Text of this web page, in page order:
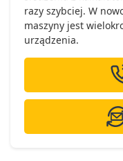
razy szybciej. W
maszyny jest
urządzenia.